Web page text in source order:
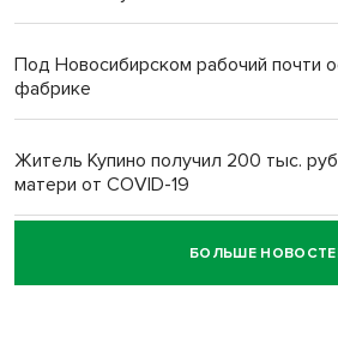
Под Новосибирском рабочий почти
фабрике
Житель Купино получил 200 тыс.
матери от COVID-19
Новосибирский суд наказал
пенсионерки на вокзале
БОЛЬШЕ